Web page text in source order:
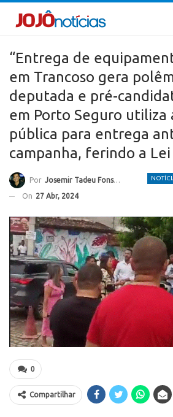
“Entrega de
em Trancoso gera
deputada e pré-
em Porto Seguro utiliza
pública para entrega
campanha, ferindo a
Por Josemir Tadeu Fonseca
On 27 Abr, 2024
0
Compartilhar